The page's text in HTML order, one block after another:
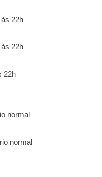
22h
22h
22h
normal
normal